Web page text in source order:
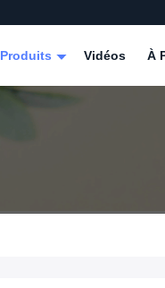
Produits Vidéos À